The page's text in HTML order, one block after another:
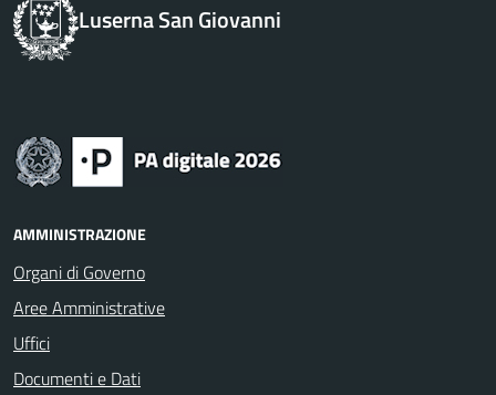
Luserna San Giovanni
AMMINISTRAZIONE
Organi di Governo
Aree Amministrative
Uffici
Documenti e Dati